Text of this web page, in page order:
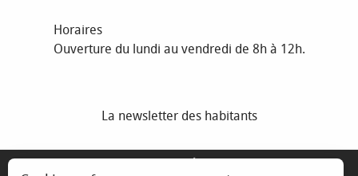
Horaires
Ouverture du lundi au vendredi de 8h à 12h.
La newsletter des habitants